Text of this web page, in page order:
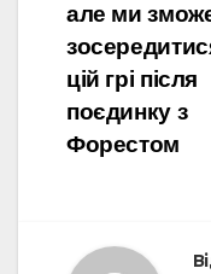
але ми
цій грі після
поєдинку з
Форестом